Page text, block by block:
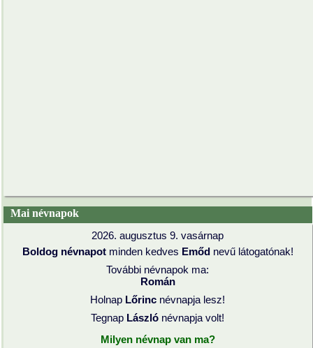
Mai névnapok
2026. augusztus 9. vasárnap
Boldog névnapotminden kedves Emődnevű látogatónak!
További névnapok ma:
Román
Holnap Lőrinc névnapja lesz!
Tegnap László névnapja volt!
Milyen névnap van ma?